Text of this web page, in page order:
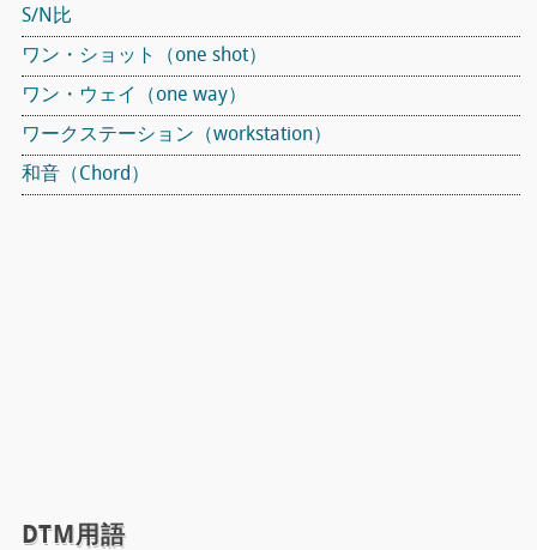
S/N比
ワン・ショット（one shot）
ワン・ウェイ（one way）
ワークステーション（workstation）
和音（Chord）
DTM用語